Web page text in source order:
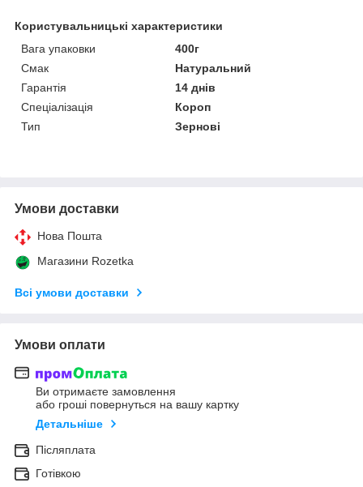
Користувальницькі характеристики
Вага упаковки
400г
Смак
Натуральний
Гарантія
14 днів
Спеціалізація
Короп
Тип
Зернові
Умови доставки
Нова Пошта
Магазини Rozetka
Всі умови доставки
Умови оплати
Ви отримаєте замовлення
або гроші повернуться на вашу картку
Детальніше
Післяплата
Готівкою